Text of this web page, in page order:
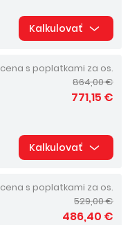
Kalkulovať
cena s poplatkami za os.
864,00 €
771,15 €
Kalkulovať
cena s poplatkami za os.
529,00 €
486,40 €